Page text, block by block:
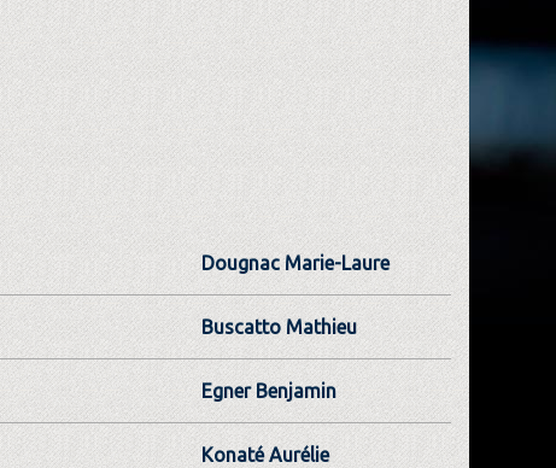
Dougnac Marie-Laure
Buscatto Mathieu
Egner Benjamin
Konaté Aurélie